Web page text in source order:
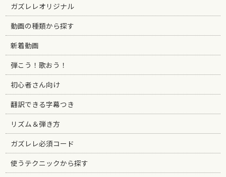
ガズレレオリジナル
動画の種類から探す
新着動画
弾こう！歌おう！
初心者さん向け
翻訳できる字幕つき
リズム＆弾き方
ガズレレ必須コード
使うテクニックから探す